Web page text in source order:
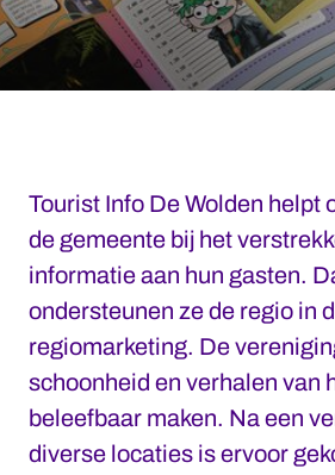
Tourist Info De Wolden helpt
de gemeente bij het
informatie aan hun gasten.
ondersteunen ze de regio in
regiomarketing. De
schoonheid en verhalen van
beleefbaar maken. Na een
diverse locaties is ervoor